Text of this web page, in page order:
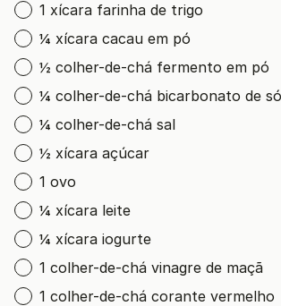
1 xícara farinha de trigo
¼ xícara cacau em pó
½ colher-de-chá fermento em pó
¼ colher-de-chá bicarbonato de
¼ colher-de-chá sal
½ xícara açúcar
1 ovo
¼ xícara leite
¼ xícara iogurte
1 colher-de-chá vinagre de maçã
1 colher-de-chá corante vermelho